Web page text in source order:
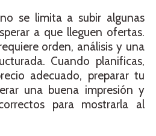
no se limita a subir algunas
a que lleguen ofertas.
orden, análisis y una
Cuando planificas,
adecuado, preparar tu
una buena impresión y
para mostrarla al